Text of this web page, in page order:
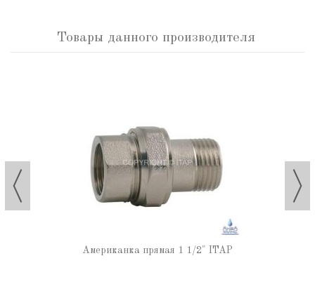
Товары данного производителя
Американка прямая 1 1/2" ITAP